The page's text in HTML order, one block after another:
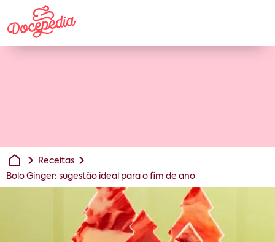
Receitas
Bolo Ginger: sugestão ideal para o fim de ano